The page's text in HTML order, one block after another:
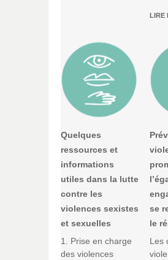
LIRE
Quelques
ressources et
informations
utiles dans la lutte
contre les
violences sexistes
et sexuelles
1. Prise en charge
des violences
se
le
Les